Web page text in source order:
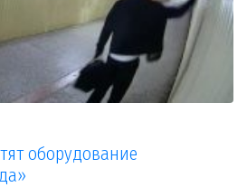
оборудование